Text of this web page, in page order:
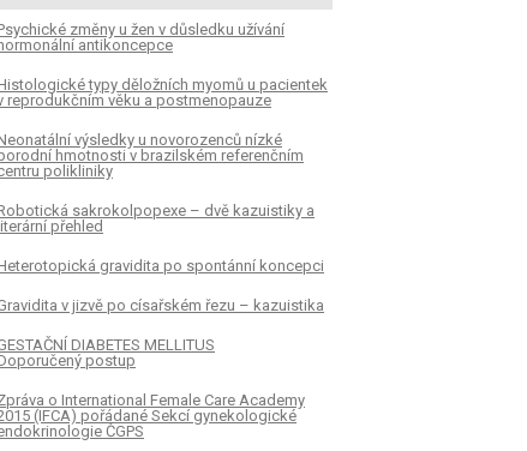
změny u žen v důsledku užívání
hormonální antikoncepce
typy děložních myomů u pacientek
reprodukčním věku a postmenopauze
výsledky u novorozenců nízké
hmotnosti v brazilském referenčním
polikliniky
sakrokolpopexe – dvě kazuistiky a
přehled
gravidita po spontánní koncepci
v jizvě po císařském řezu – kazuistika
DIABETES MELLITUS
postup
o International Female Care Academy
(IFCA) pořádané Sekcí gynekologické
ČGPS